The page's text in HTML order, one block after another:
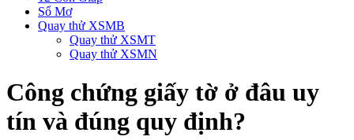
Sổ Mơ
Quay thử XSMB
Quay thử XSMT
Quay thử XSMN
Công chứng giấy tờ ở đâu uy
tín và đúng quy định?